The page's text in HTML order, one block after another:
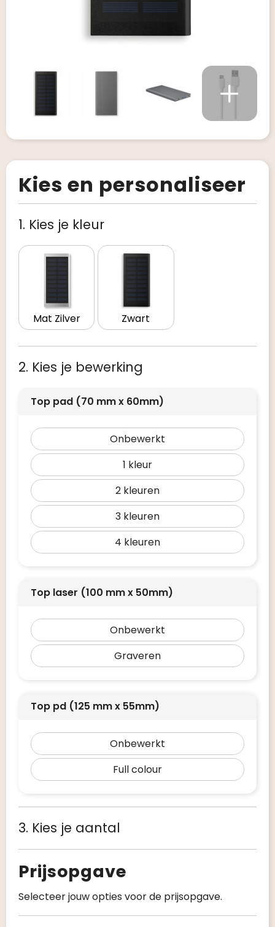
Kies en personaliseer
1. Kies je kleur
Mat Zilver Zwart
2. Kies je bewerking
Top pad (70 mm x 60mm)
Onbewerkt
1
2
3
4
Top laser (100 mm x 50mm)
Onbewerkt
Graveren
Top pd (125 mm x 55mm)
Onbewerkt
Full colour
3. Kies je aantal
Prijsopgave
Selecteer jouw opties voor de prijsopgave.